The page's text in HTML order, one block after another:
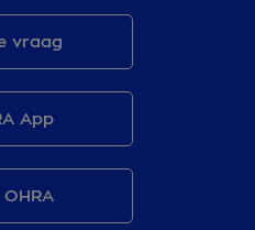
vraag
App